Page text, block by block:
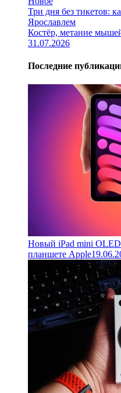
Три дня без тикетов:
Ярославлем
Костёр, метание
31.07.2026
Последние
Новый iPad mini
планшете Apple